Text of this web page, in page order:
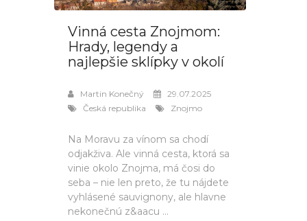
Vinná cesta Znojmom:
Hrady, legendy a
najlepšie sklípky v okolí
Martin Konečný
29.07.2025
Česká republika
Znojmo
Na Moravu za vínom sa chodí
odjakživa. Ale vinná cesta, ktorá sa
vinie okolo Znojma, má čosi do
seba – nie len preto, že tu nájdete
vyhlásené sauvignony, ale hlavne
nekonečnú z&aacu ...